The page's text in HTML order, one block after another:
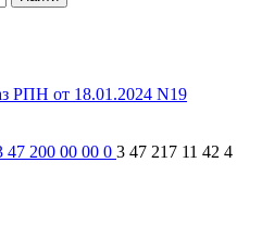
РПН от 18.01.2024 N19
47 200 00 00 0 3 47 217 11 42 4